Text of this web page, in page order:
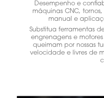
Desempenho e
máquinas CNC,
manual e
Substitua ferramentas
engrenagens e
queimam por nossas
velocidade e livres de